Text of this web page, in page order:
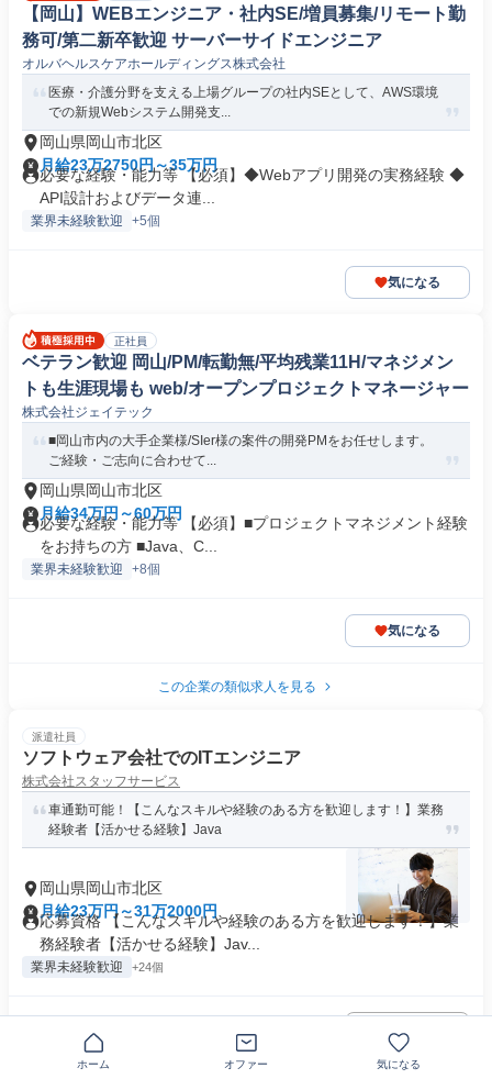
【岡山】WEBエンジニア・社内SE/増員募集/リモート勤
務可/第二新卒歓迎 サーバーサイドエンジニア
オルバヘルスケアホールディングス株式会社
医療・介護分野を支える上場グループの社内SEとして、AWS環境
での新規Webシステム開発支...
岡山県岡山市北区
月給23万2750円～35万円
必要な経験・能力等 【必須】◆Webアプリ開発の実務経験 ◆
API設計およびデータ連...
業界未経験歓迎 +5個
気になる
正社員
ベテラン歓迎 岡山/PM/転勤無/平均残業11H/マネジメン
トも生涯現場も web/オープンプロジェクトマネージャー
株式会社ジェイテック
■岡山市内の大手企業様/SIer様の案件の開発PMをお任せします。
ご経験・ご志向に合わせて...
岡山県岡山市北区
月給34万円～60万円
必要な経験・能力等 【必須】■プロジェクトマネジメント経験
をお持ちの方 ■Java、C...
業界未経験歓迎 +8個
気になる
この企業の類似求人を見る
派遣社員
ソフトウェア会社でのITエンジニア
株式会社スタッフサービス
車通勤可能！【こんなスキルや経験のある方を歓迎します！】業務
経験者【活かせる経験】Java
岡山県岡山市北区
月給23万円～31万2000円
応募資格 【こんなスキルや経験のある方を歓迎します！】業
務経験者【活かせる経験】Jav...
業界未経験歓迎 +24個
ホーム オファー 気になる